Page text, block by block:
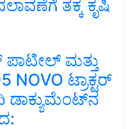
ತಕ್ಕ ಕೃಷಿ
ಮತ್ತು
NOVO ಟ್ರಾಕ್ಟರ್
ಡಾಕ್ಯುಮೆಂಟ್‌ನ